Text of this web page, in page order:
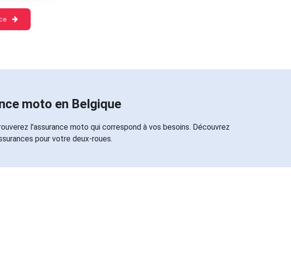
moto en Belgique
l'assurance moto qui correspond à vos besoins. Découvrez
pour votre deux-roues.